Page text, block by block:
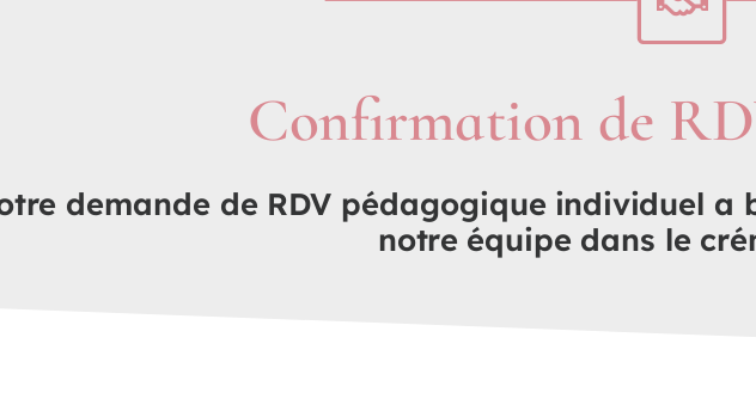
Confirmation de
demande de RDV pédagogique individuel a
notre équipe dans le